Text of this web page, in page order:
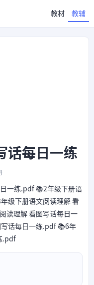
教材 教辅
话每日一练
一练.pdf 📚2年级下册语
级下册语文阅读理解 看
读理解 看图写话每日一
话每日一练.pdf 📚6年
.pdf